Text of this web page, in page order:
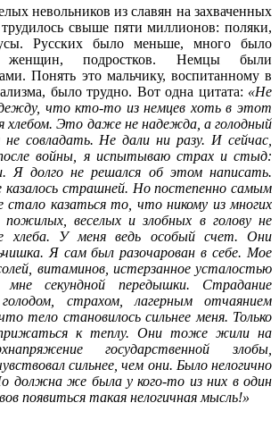
невольников из славян на захваченных
свыше пяти миллионов: поляки,
Русских было меньше, много было
женщин, подростков. Немцы были
Понять это мальчику, воспитанному в
было трудно. Вот одна цитата: «Не
что кто-то из немцев хоть в этот
хлебом. Это даже не надежда, а голодный
совладать. Не дали ни разу. И сейчас,
войны, я испытываю страх и стыд:
Я долго не решался об этом написать.
казалось страшней. Но постепенно самым
стало казаться то, что никому из многих
веселых и злобных в голову не
хлеба. У меня ведь особый счет. Они
Я сам был разочарован в себе. Мое
витаминов, истерзанное усталостью
секундной передышки. Страдание
голодом, страхом, лагерным отчаянием
тело становилось сильнее меня. Только
к теплу. Они тоже жили на
государственной злобы,
сильнее, чем они. Было нелогично
должна же была у кого-то из них в один
появиться такая нелогичная мысль!»